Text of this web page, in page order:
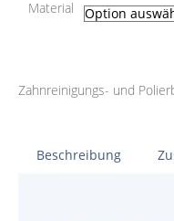
Material
Zahnreinigungs- und
Beschreibung